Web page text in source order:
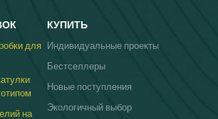
услуг подписки, с индивидуальным
дизайном, который подчеркивает
Изготовленные из экологически чистых
материалов, эти упаковочные решения не
только улучшают презентацию ваших
повторяющихся поставок, но и отражают
для
на
КУПИТЬ
Индивидуальные проекты
Бестселлеры
Новые поступления
Экологичный выбор